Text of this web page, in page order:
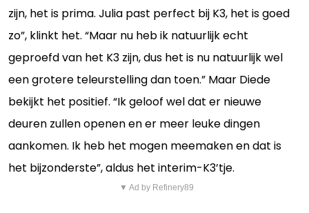
zijn, het is prima. Julia past perfect bij K3, het is goed
zo”, klinkt het. “Maar nu heb ik natuurlijk echt
geproefd van het K3 zijn, dus het is nu natuurlijk wel
een grotere teleurstelling dan toen.” Maar Diede
bekijkt het positief. “Ik geloof wel dat er nieuwe
deuren zullen openen en er meer leuke dingen
aankomen. Ik heb het mogen meemaken en dat is
het bijzonderste”, aldus het interim-K3’tje.
▼ Ad by Refinery89